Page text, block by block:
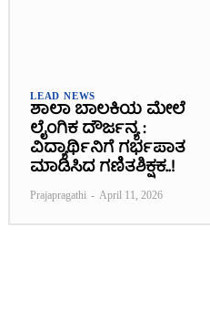
LEAD NEWS
ಶಾಲಾ ಬಾಲಕಿಯ ಮೇಲೆ
ಲೈಂಗಿಕ ದೌರ್ಜನ್ಯ :
ವಿದ್ಯಾರ್ಥಿನಿಗೆ ಗರ್ಭಪಾತ
ಮಾಡಿಸಿದ ಗಣಿತಶಿಕ್ಷಕ..!
Prajapragathi - April 11, 2026